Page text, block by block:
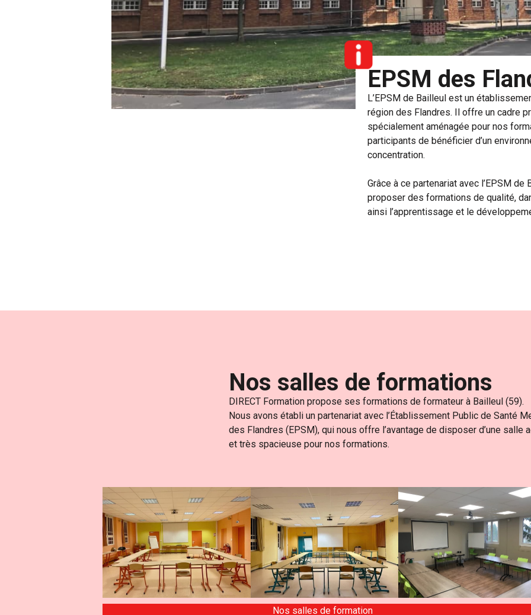
EPSM des
L’EPSM de Bailleul est un
région des Flandres. Il offre un cadre
spécialement aménagée pour nos
participants de bénéficier d’un
concentration.
Grâce à ce partenariat avec l’EPSM
proposer des formations de qualité,
ainsi l’apprentissage et le
Nos salles de formations​
DIRECT Formation propose ses formations de formateur à Bailleul (59).
Nous avons établi un partenariat avec l’Établissement Public de Santé
des Flandres (EPSM), qui nous offre l’avantage de disposer d’une salle
et très spacieuse pour nos formations.
Nos salles de formation